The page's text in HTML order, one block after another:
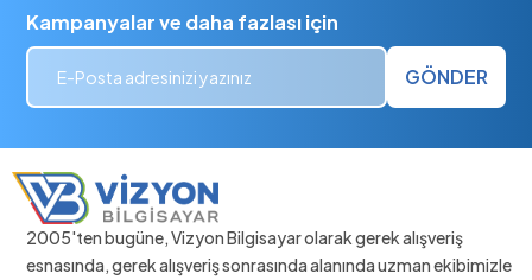
Kampanyalar ve daha fazlası için
GÖNDER
2005'ten bugüne, Vizyon Bilgisayar olarak gerek alışveriş
esnasında, gerek alışveriş sonrasında alanında uzman ekibimizle